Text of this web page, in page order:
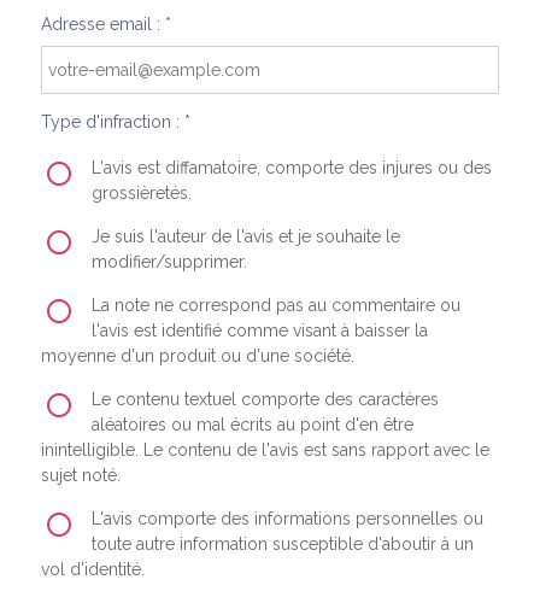
Adresse email : *
Type d'infraction : *
L'avis est diffamatoire, comporte des injures ou des
grossièretés.
Je suis l'auteur de l'avis et je souhaite le
modifier/supprimer.
La note ne correspond pas au commentaire ou
l'avis est identifié comme visant à baisser la
moyenne d'un produit ou d'une société.
Le contenu textuel comporte des caractères
aléatoires ou mal écrits au point d'en être
inintelligible. Le contenu de l'avis est sans rapport avec le
sujet noté.
L'avis comporte des informations personnelles ou
toute autre information susceptible d'aboutir à un
vol d'identité.